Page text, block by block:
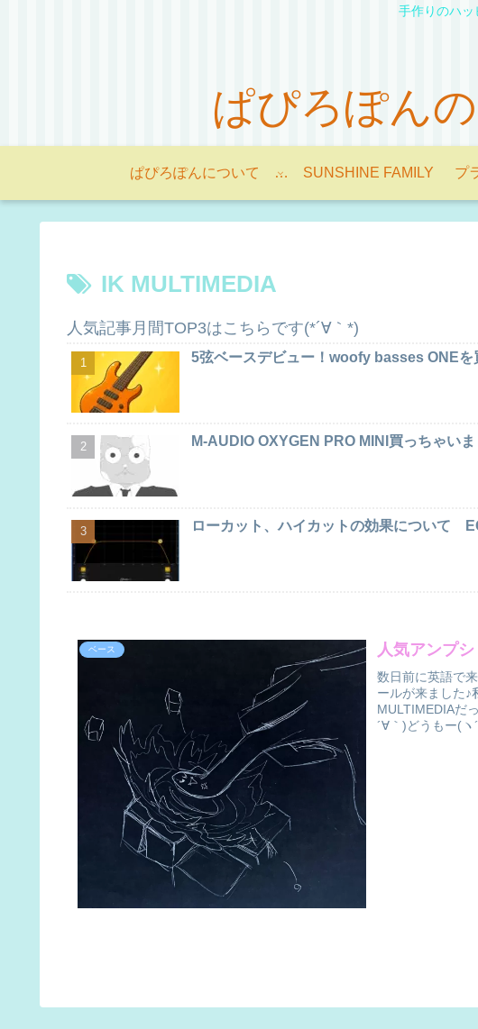
手作りのハ
ぱぴろぽん
ぱぴろぽんについて -About Papilopon- SUNSHINE FAMILY プ
IK MULTIMEDIA
人気記事月間TOP3はこちらです(*´∀｀*)
5弦ベースデビュー！woofy basses ONE
M-AUDIO OXYGEN PRO MINI買っちゃいま
ローカット、ハイカットの効果について
ベース 人気アンプ
数日前に英語で
ールが来ました♪
MULTIMEDIAだ
´∀｀)どうもー(ヽ